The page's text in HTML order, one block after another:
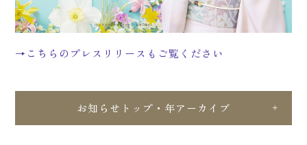
→こちらのプレスリリースもご覧ください
お知らせトップ・年アーカイブ